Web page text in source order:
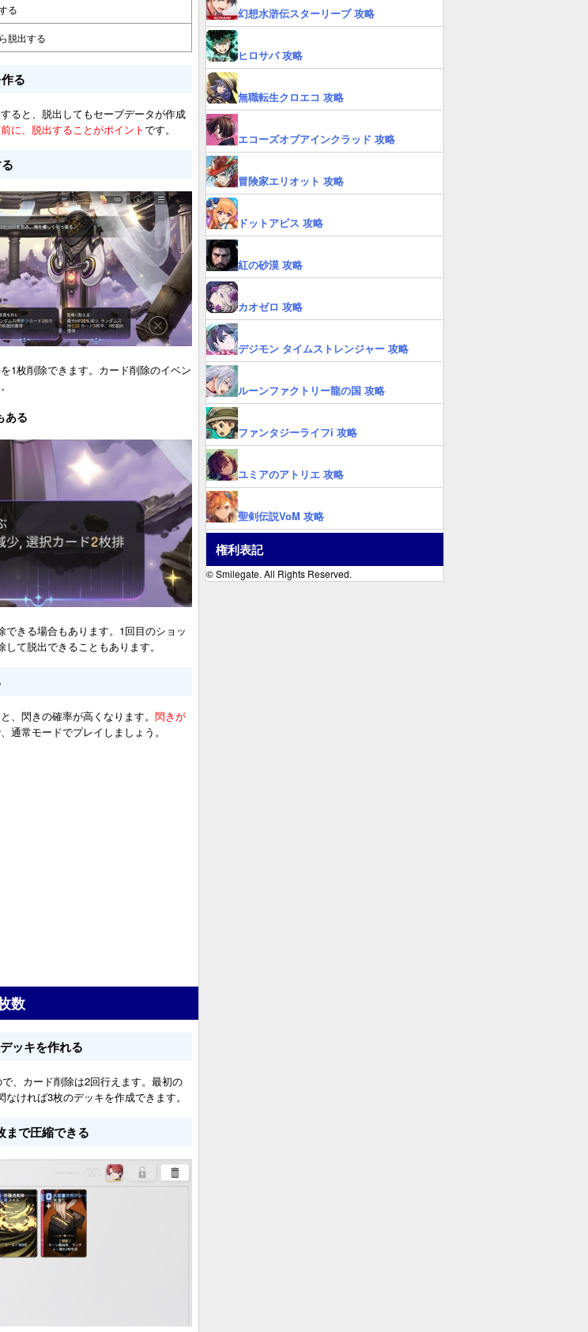
る
脱出する
る
ると、脱出してもセーブデータが作成
に、脱出することがポイントです。
1枚削除できます。カード削除のイベン
ある
きる場合もあります。1回目のショッ
て脱出できることもあります。
、閃きの確率が高くなります。 閃きが
通常モードでプレイしましょう。
数
ッキを作れる
、カード削除は2回行えます。最初の
ければ3枚のデッキを作成できます。
まで圧縮できる
幻想水滸伝スターリープ 攻略
ヒロサバ 攻略
無職転生クロエコ 攻略
エコーズオブアインクラッド 攻略
冒険家エリオット 攻略
ドットアビス 攻略
紅の砂漠 攻略
カオゼロ 攻略
デジモン タイムストレンジャー 攻略
ルーンファクトリー龍の国 攻略
ファンタジーライフi 攻略
ユミアのアトリエ 攻略
聖剣伝説VoM 攻略
権利表記
© Smilegate. All Rights Reserved.